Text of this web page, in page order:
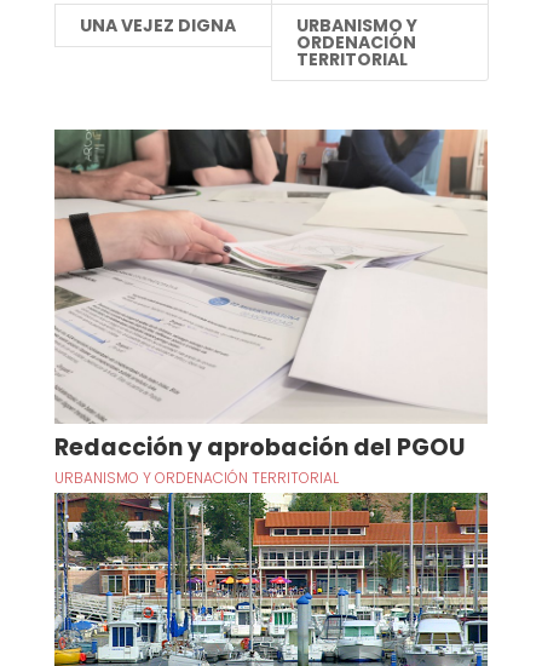
UNA VEJEZ DIGNA URBANISMO Y
ORDENACIÓN
TERRITORIAL
Redacción y aprobación del PGOU
URBANISMO Y ORDENACIÓN TERRITORIAL